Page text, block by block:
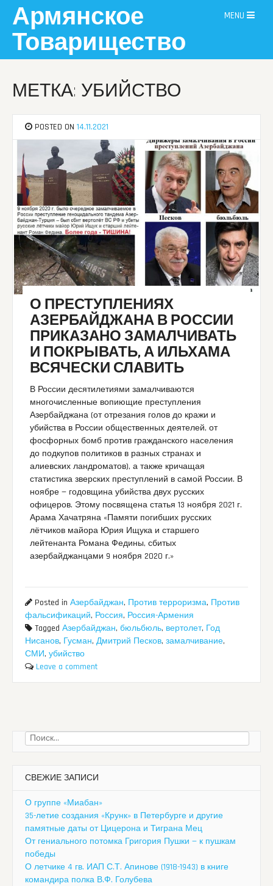
content
Армянское
Товарищество
MENU
МЕТКА: УБИЙСТВО
POSTED ON14.11.2021
О ПРЕСТУПЛЕНИЯХ
АЗЕРБАЙДЖАНА В РОССИИ
ПРИКАЗАНО ЗАМАЛЧИВАТЬ
И ПОКРЫВАТЬ, А ИЛЬХАМА
ВСЯЧЕСКИ СЛАВИТЬ
В России десятилетиями замалчиваются
многочисленные вопиющие преступления
Азербайджана (от отрезания голов до кражи и
убийства в России общественных деятелей, от
фосфорных бомб против гражданского населения
до подкупов политиков в разных странах и
алиевских ландроматов), а также кричащая
статистика зверских преступлений в самой России. В
ноябре — годовщина убийства двух русских
офицеров. Этому посвящена статья 13 ноября 2021 г.
Арама Хачатряна «Памяти погибших русских
лётчиков майора Юрия Ищука и старшего
лейтенанта Романа Федины, сбитых
азербайджанцами 9 ноября 2020 г.»
Posted inАзербайджан, Против терроризма, Против
фальсификаций, Россия, Россия-Армения
TaggedАзербайджан,бюльбюль, вертолет, Год
Нисанов, Гусман,Дмитрий Песков,замалчивание,
СМИ,убийство
Leave a comment
Найти:
СВЕЖИЕ ЗАПИСИ
О группе «Миабан»
35-летие создания «Крунк» в Петербурге и другие
памятные даты от Цицерона и Тиграна Мец
От гениального потомка Григория Пушки — к пушкам
победы
О летчике 4 гв. ИАП С.Т. Апинове (1918-1943) в книге
командира полка В.Ф. Голубева